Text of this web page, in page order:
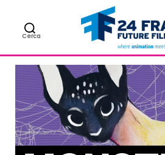
Cerca
Film
Fest
SABATO 9